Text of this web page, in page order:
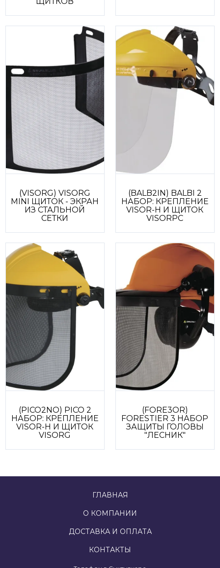
(VISORG) VISORG
MINI ЩИТОК - ЭКРАН
ИЗ СТАЛЬНОЙ
СЕТКИ
(BALB2IN) BALBI 2
НАБОР: КРЕПЛЕНИЕ
VISOR-H И ЩИТОК
VISORPC
(PICO2NO) PICO 2
НАБОР: КРЕПЛЕНИЕ
VISOR-H И ЩИТОК
VISORG
(FORE3OR)
FORESTIER 3 НАБОР
ЗАЩИТЫ ГОЛОВЫ
"ЛЕСНИК"
ГЛАВНАЯ
О КОМПАНИИ
ДОСТАВКА И ОПЛАТА
КОНТАКТЫ